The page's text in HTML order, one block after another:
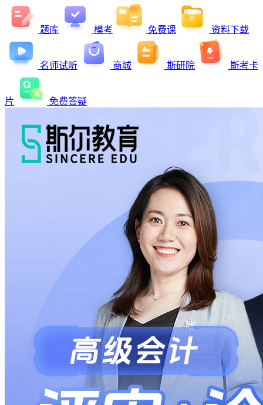
题库 模考 免费课 资料下载
名师试听 商城 斯研院 斯考卡
片 免费答疑